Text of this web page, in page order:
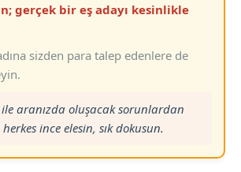
gerçek bir eş adayı kesinlikle
sizden para talep edenlere de
aranızda oluşacak sorunlardan
ince elesin, sık dokusun.